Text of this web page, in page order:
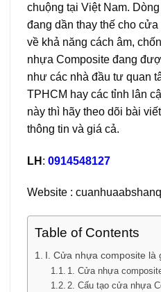
chuộng tại Việt Nam.
đang dần thay thế cho
về khả năng cách âm,
nhựa Composite đang
như các nhà đầu tư quan
TPHCM hay các tỉnh lân
này thì hãy theo dõi bài
thông tin và giá cả.
LH : 0914548127
Website :
Table of Contents
I. Cửa nhựa composite là
1. Cửa nhựa
2. Cấu tạo cửa nhựa